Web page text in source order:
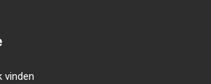
vinden